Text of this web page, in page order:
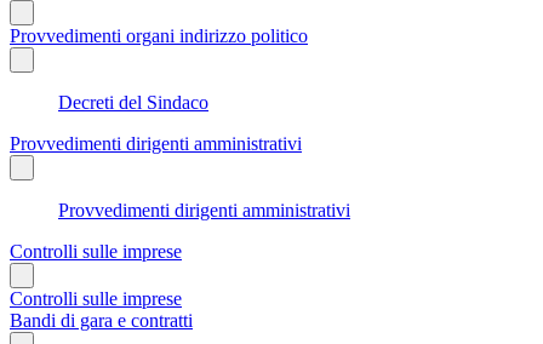
Provvedimenti organi indirizzo politico
Decreti del Sindaco
Provvedimenti dirigenti amministrativi
Provvedimenti dirigenti amministrativi
Controlli sulle imprese
Controlli sulle imprese
Bandi di gara e contratti